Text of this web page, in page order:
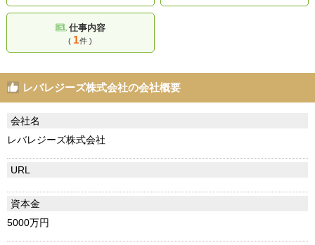
仕事内容
( 1件 )
レバレジーズ株式会社の会社概要
会社名
レバレジーズ株式会社
URL
資本金
5000万円